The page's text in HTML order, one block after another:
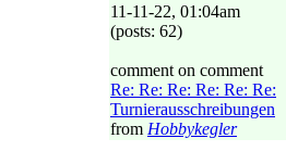
11-11-22, 01:04am
(posts: 62)
comment on comment
Re: Re: Re: Re: Re: Re:
Turnierausschreibungen
from Hobbykegler